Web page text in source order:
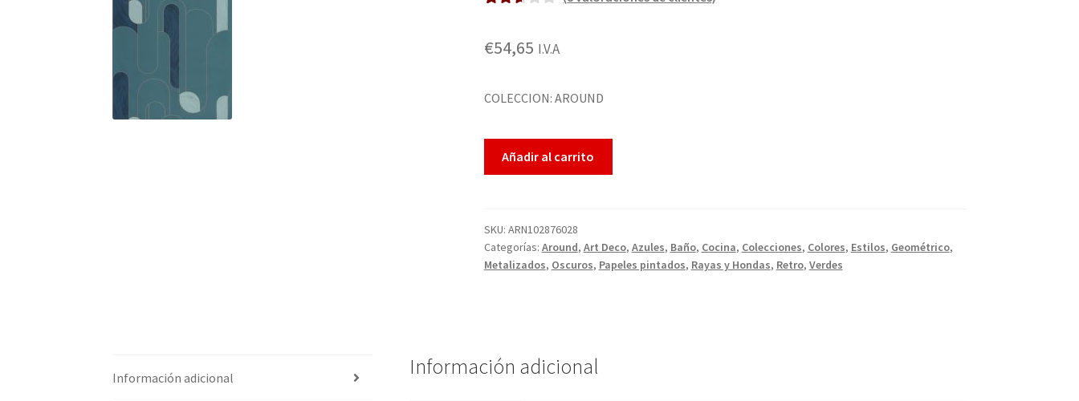
2.67
basado
puntua
ciones
de
€54,65 I.V.A
COLECCION: AROUND
Añadir al carrito
SKU: ARN102876028
Categorías: Around, Art Deco, Azules, Baño, Cocina, Colecciones, Colores, Estilos, Geométrico,
Metalizados, Oscuros, Papeles pintados, Rayas y Hondas, Retro, Verdes
Información adicional Información adicional